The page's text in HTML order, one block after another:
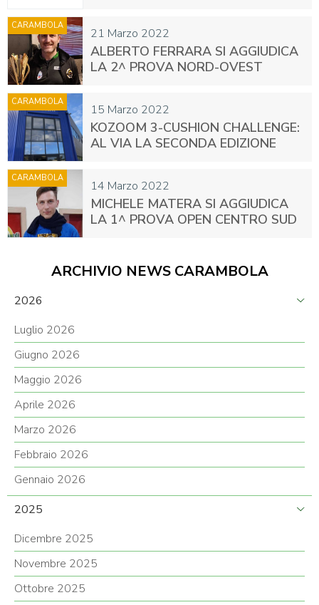
21 Marzo 2022
CARAMBOLA
ALBERTO FERRARA SI AGGIUDICA
LA 2^ PROVA NORD-OVEST
15 Marzo 2022
CARAMBOLA
KOZOOM 3-CUSHION CHALLENGE:
AL VIA LA SECONDA EDIZIONE
14 Marzo 2022
CARAMBOLA
MICHELE MATERA SI AGGIUDICA
LA 1^ PROVA OPEN CENTRO SUD
ARCHIVIO NEWS CARAMBOLA
2026
Luglio 2026
Giugno 2026
Maggio 2026
Aprile 2026
Marzo 2026
Febbraio 2026
Gennaio 2026
2025
Dicembre 2025
Novembre 2025
Ottobre 2025